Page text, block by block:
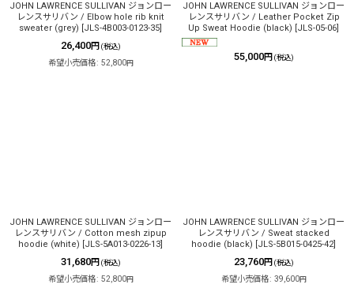
JOHN LAWRENCE SULLIVAN ジョンロー
レンスサリバン / Elbow hole rib knit
sweater (grey)
JLS-4B003-0123-35
26,400円 (税込)
希望小売価格: 52,800円
JOHN LAWRENCE SULLIVAN ジョンロー
レンスサリバン / Leather Pocket Zip
Up Sweat Hoodie (black)
JLS-05-06
55,000円 (税込)
JOHN LAWRENCE SULLIVAN ジョンロー
レンスサリバン / Cotton mesh zipup
hoodie (white)
JLS-5A013-0226-13
31,680円 (税込)
希望小売価格: 52,800円
JOHN LAWRENCE SULLIVAN ジョンロー
レンスサリバン / Sweat stacked
hoodie (black)
JLS-5B015-0425-42]
23,760円 (税込)
希望小売価格: 39,600円